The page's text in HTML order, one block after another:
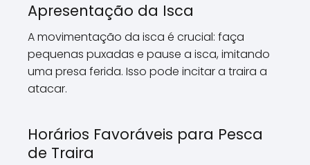
Apresentação da Isca
A movimentação da isca é crucial: faça
pequenas puxadas e pause a isca, imitando
uma presa ferida. Isso pode incitar a traira a
atacar.
Horários Favoráveis para Pesca
de Traira